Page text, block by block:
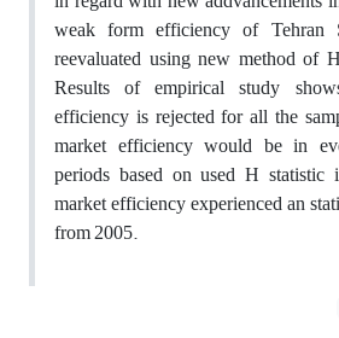
weak form efficiency of Tehran
reevaluated using new method of
Results of empirical study
efficiency is rejected for all the
market efficiency would be in
periods based on used H
market efficiency experienced an
from 2005.